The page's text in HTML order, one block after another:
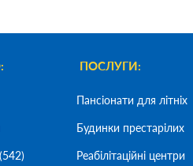
ПОСЛУГИ:
Пансіонати для літніх
Будинки престарілих
Реабілітаційні центри